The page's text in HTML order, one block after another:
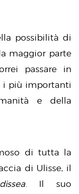
possibilità di
maggior parte
passare in
i più importanti
e della
di tutta la
di Ulisse, il
. Il suo